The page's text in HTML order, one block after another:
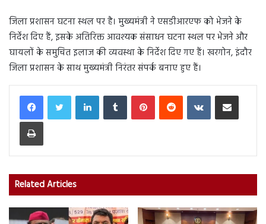
जिला प्रशासन घटना स्थल पर है। मुख्यमंत्री ने एसडीआरएफ को भेजने के
निर्देश दिए हैं, इसके अतिरिक्त आवश्यक संसाधन घटना स्थल पर भेजने और
घायलों के समुचित इलाज की व्यवस्था के निर्देश दिए गए हैं। खरगोन, इंदौर
जिला प्रशासन के साथ मुख्यमंत्री निरंतर संपर्क बनाए हुए हैं।
LinkedInTumblr PinterestReddit VKontakteShare via Email
Print
Related Articles